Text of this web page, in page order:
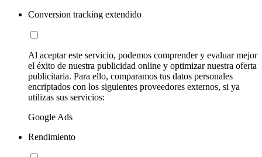
Conversion tracking extendido
Al aceptar este servicio, podemos comprender y evaluar mejor
el éxito de nuestra publicidad online y optimizar nuestra oferta
publicitaria. Para ello, comparamos tus datos personales
encriptados con los siguientes proveedores externos, si ya
utilizas sus servicios:
Google Ads
Rendimiento